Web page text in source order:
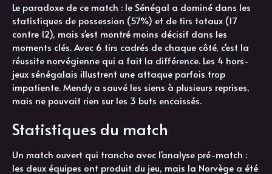
Le paradoxe de ce match : le Sénégal a dominé dans les
statistiques de possession (57%) et de tirs totaux (17
contre 12), mais s'est montré moins décisif dans les
moments clés. Avec 6 tirs cadrés de chaque côté, c'est la
réussite norvégienne qui a fait la différence. Les 4 hors-
jeux sénégalais illustrent une attaque parfois trop
impatiente. Mendy a sauvé les siens à plusieurs reprises,
mais ne pouvait rien sur les 3 buts encaissés.
Statistiques du match
Un match ouvert qui tranche avec l'analyse pré-match :
les deux équipes ont produit du jeu, mais la Norvège a été